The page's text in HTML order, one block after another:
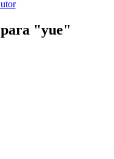
"yue"